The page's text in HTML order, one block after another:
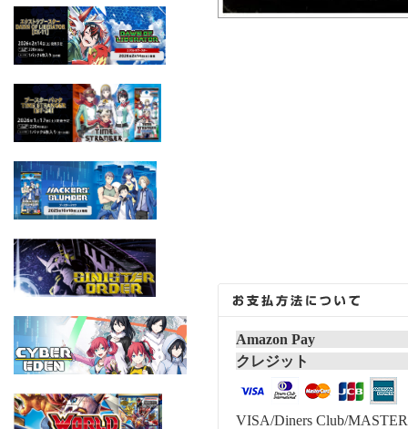
Amazon Pay
クレジット
VISA/Diners Club/